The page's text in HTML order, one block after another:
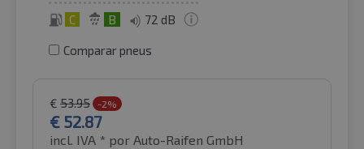
C B 72 dB
Comparar pneus
€ 53.95 -2%
€ 52.87
incl. IVA * por Auto-Raifen GmbH